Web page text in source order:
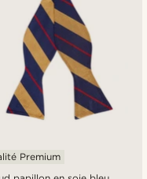
Premium